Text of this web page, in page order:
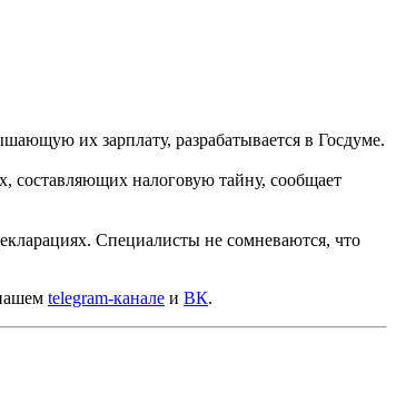
их зарплату, разрабатывается в Госдуме.
составляющих налоговую тайну, сообщает
Специалисты не сомневаются, что
telegram-канале и ВК.